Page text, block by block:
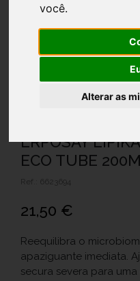
você.
Alterar as
LRPOSAY
ECO TUBE
Ref.: 6623694
21,50 €
Reequilibra o
apaziguante imediata.
secura severa para